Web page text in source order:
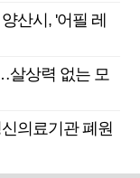
산시, '어필 레
살상력 없는 모
의료기관 폐원